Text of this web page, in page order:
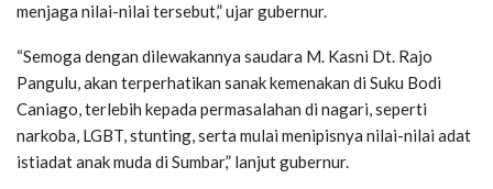
menjaga nilai-nilai tersebut,” ujar gubernur.
“Semoga dengan dilewakannya saudara M. Kasni Dt. Rajo
Pangulu, akan terperhatikan sanak kemenakan di Suku Bodi
Caniago, terlebih kepada permasalahan di nagari, seperti
narkoba, LGBT, stunting, serta mulai menipisnya nilai-nilai adat
istiadat anak muda di Sumbar,” lanjut gubernur.